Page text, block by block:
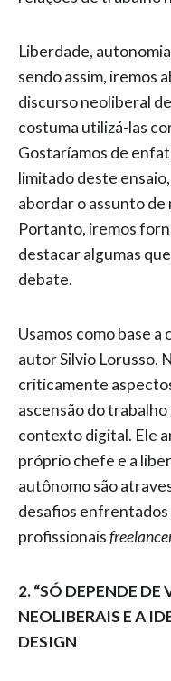
Liberdade,
sendo assim, iremos
discurso neoliberal
costuma utilizá-las
Gostaríamos de
limitado deste
abordar o assunto
Portanto, iremos
destacar algumas
debate.
Usamos como base a
autor Silvio Lorusso.
criticamente
ascensão do trabalho
contexto digital. Ele
próprio chefe e a
autônomo são
desafios
profissionais
2. “SÓ DEPENDE DE
NEOLIBERAIS E A
DESIGN